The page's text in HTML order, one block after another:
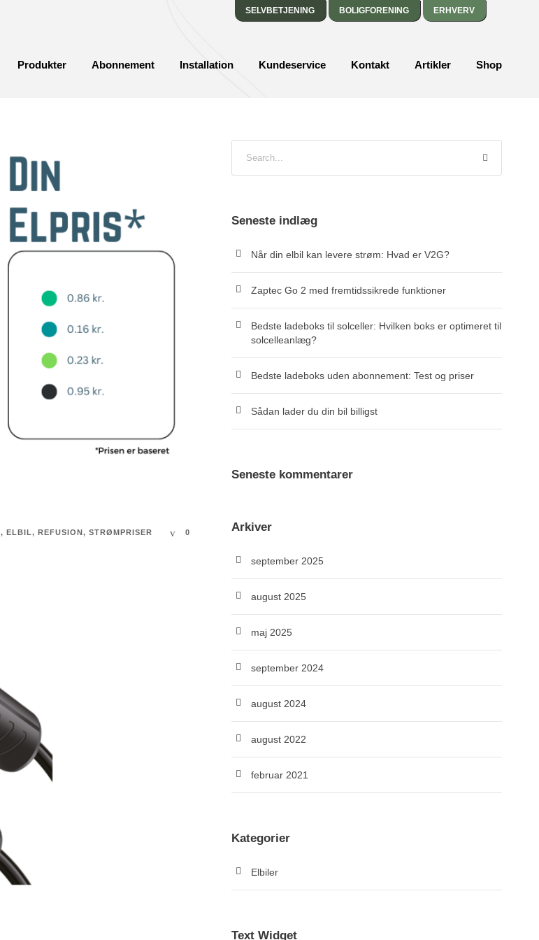
SELVBETJENING BOLIGFORENING ERHVERV
Produkter Abonnement Installation Kundeservice Kontakt Artikler Shop
, ELBIL, REFUSION , STRØMPRISER 0
Seneste indlæg
Når din elbil kan levere strøm: Hvad er V2G?
Zaptec Go 2 med fremtidssikrede funktioner
Bedste ladeboks til solceller: Hvilken boks er optimeret til
solcelleanlæg?
Bedste ladeboks uden abonnement: Test og priser
Sådan lader du din bil billigst
Seneste kommentarer
Arkiver
september 2025
august 2025
maj 2025
september 2024
august 2024
august 2022
februar 2021
Kategorier
Elbiler
Text Widget